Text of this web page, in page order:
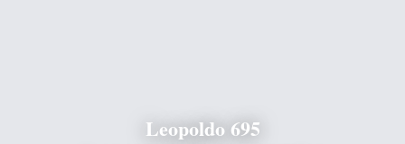
Leopoldo 695